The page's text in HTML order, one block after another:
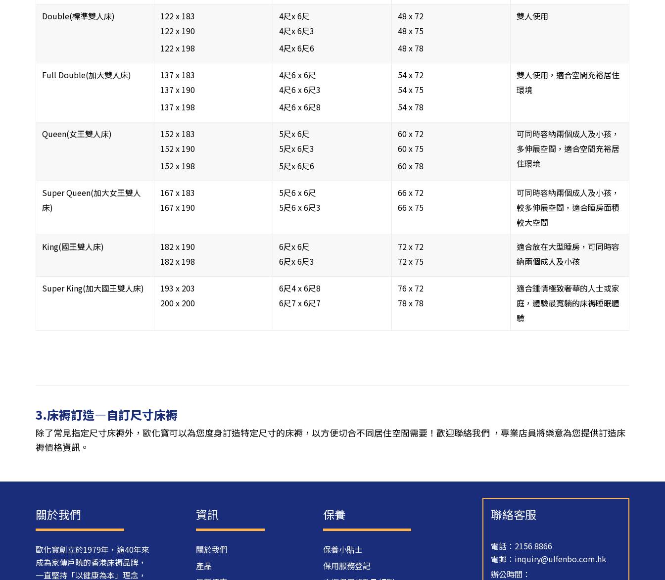
Double(標準雙人床)
122 x 183
122 x 190
122 x 198
4尺x 6尺
4尺x 6尺3
4尺x 6尺6
48 x 72
48 x 75
48 x 78
雙人使用
Full Double(加大雙人床)
137 x 183
137 x 190
137 x 198
4尺6 x 6尺
4尺6 x 6尺3
4尺6 x 6尺8
54 x 72
54 x 75
54 x 78
雙人使用，適合空間充裕居住
環境
Queen(女王雙人床)
152 x 183
152 x 190
152 x 198
5尺x 6尺
5尺x 6尺3
5尺x 6尺6
60 x 72
60 x 75
60 x 78
可同時容納兩個成人及小孩，
多伸展空間，適合空間充裕居
住環境
Super Queen(加大女王雙人
床)
167 x 183
167 x 190
5尺6 x 6尺
5尺6 x 6尺3
66 x 72
66 x 75
可同時容納兩個成人及小孩，
較多伸展空間，適合睡房面積
較大空間
King(國王雙人床)
182 x 190
182 x 198
6尺x 6尺
6尺x 6尺3
72 x 72
72 x 75
適合放在大型睡房，可同時容
納兩個成人及小孩
Super King(加大國王雙人床)
193 x 203
200 x 200
6尺4 x 6尺8
6尺7 x 6尺7
76 x 72
78 x 78
適合鍾情極致奢華的人士或家
庭，體驗最寬躺的床褥睡眠體
驗
3.床褥訂造—自訂尺寸床褥
除了常見指定尺寸床褥外，歐化寶可以為您度身訂造特定尺寸的床褥，以方便切合不同居住空間需要！歡迎聯絡我們 ，專業店員將樂意為您提供訂造床
褥價格資訊。
關於我們
歐化寶創立於1979年，逾40年來
成為家傳戶曉的香港床褥品牌，
一直堅持「以健康為本」理念，
資訊
關於我們
產品
保養
保養小貼士
保用服務登記
聯絡客服
電話：2156 8866
電郵： inquiry@ulfenbo.com.hk
辦公時間：